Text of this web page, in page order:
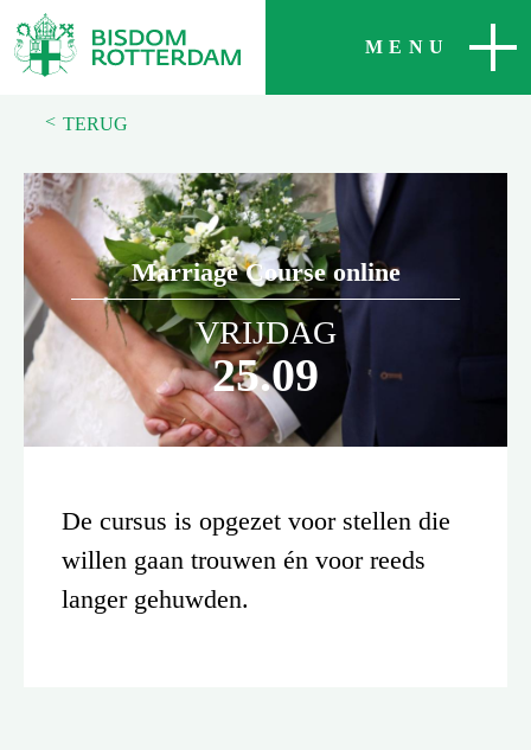
MENU
SLUITEN
< TERUG
Marriage Course online
VRIJDAG
25.09
De cursus is opgezet voor stellen die
willen gaan trouwen én voor reeds
langer gehuwden.